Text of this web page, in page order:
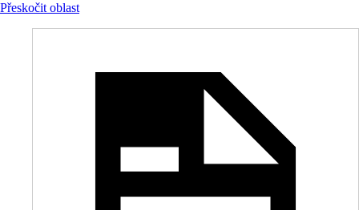
Přeskočit oblast